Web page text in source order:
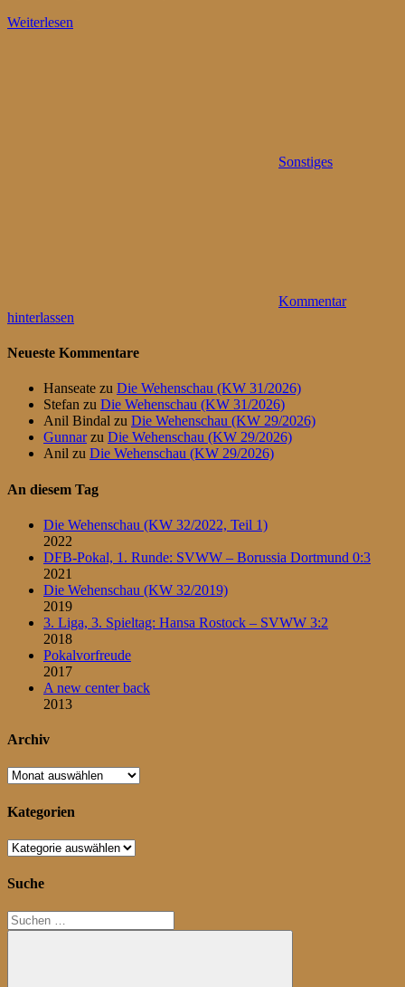
Weiterlesen
Sonstiges
Kommentar
hinterlassen
Neueste Kommentare
Hanseate zu Die Wehenschau (KW 31/2026)
Stefan zu Die Wehenschau (KW 31/2026)
Anil Bindal zu Die Wehenschau (KW 29/2026)
Gunnarzu Die Wehenschau (KW 29/2026)
Anil zu Die Wehenschau (KW 29/2026)
An diesem Tag
Die Wehenschau (KW 32/2022, Teil 1)
2022
DFB-Pokal, 1. Runde: SVWW – Borussia Dortmund 0:3
2021
Die Wehenschau (KW 32/2019)
2019
3. Liga, 3. Spieltag: Hansa Rostock – SVWW 3:2
2018
Pokalvorfreude
2017
A new center back
2013
Archiv
Archiv
Kategorien
Kategorien
Suche
Suchen
nach: